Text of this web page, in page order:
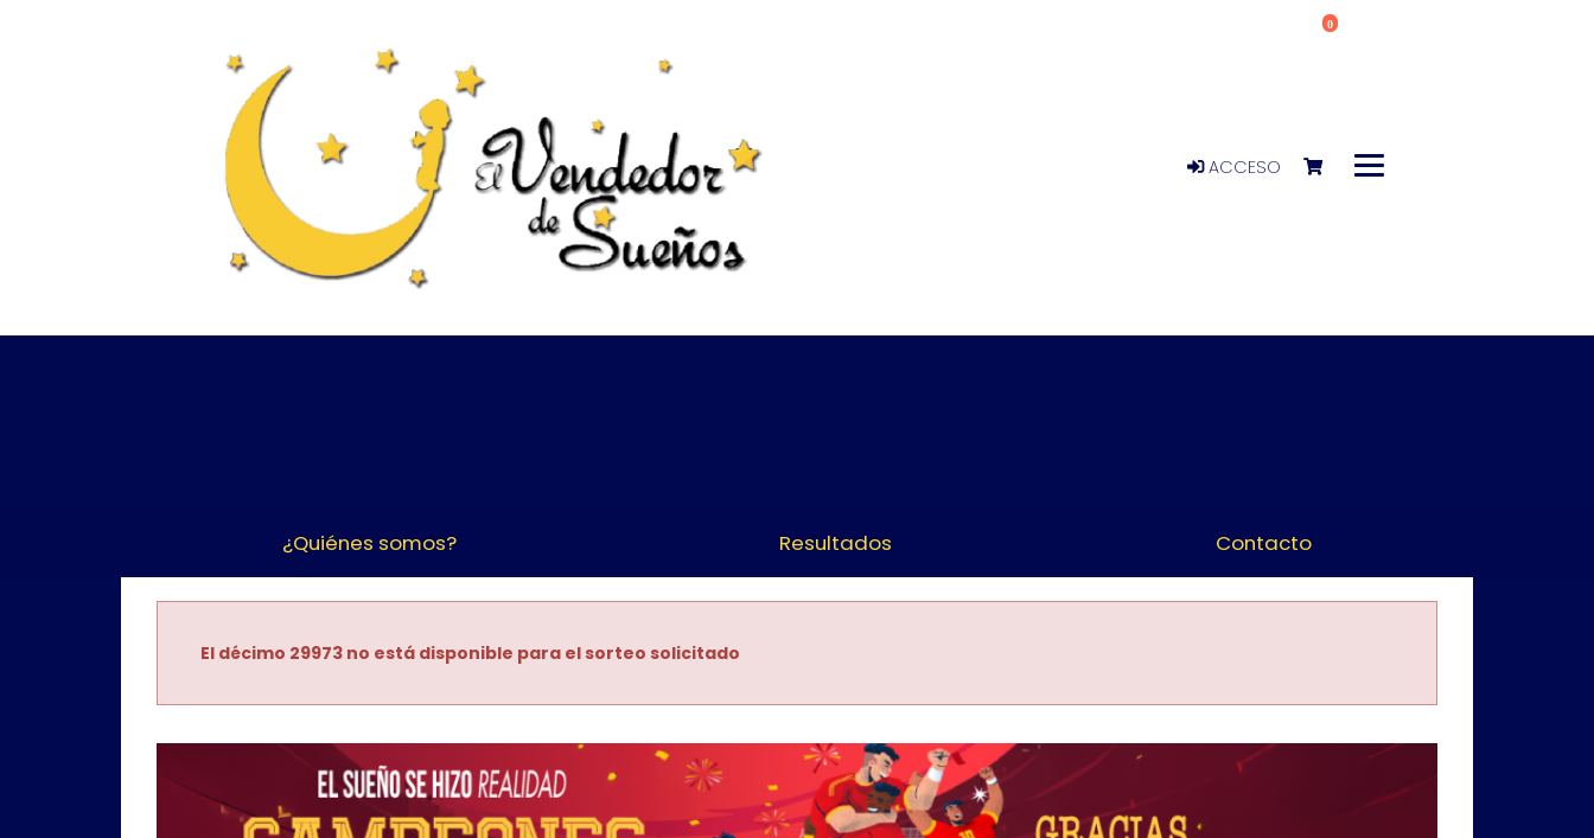
ACCESO
0
¿Quiénes somos? Resultados Contacto
El décimo 29973 no está disponible para el sorteo solicitado